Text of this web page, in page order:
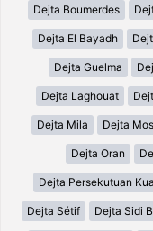
Dejta Boumerdes
Dejta El Bayadh
Dejta Guelma
Dejta Laghouat
Dejta Mila Dejta
Dejta Oran
Dejta Persekutuan
Dejta Sétif Dejta Sidi